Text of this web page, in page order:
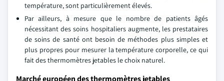
température, sont particulièrement élevés.
Par ailleurs, à mesure que le nombre de patients âgés
nécessitant des soins hospitaliers augmente, les prestataires
de soins de santé ont besoin de méthodes plus simples et
plus propres pour mesurer la température corporelle, ce qui
fait des thermomètres jetables le choix naturel.
Marché européen des thermomètres jetables